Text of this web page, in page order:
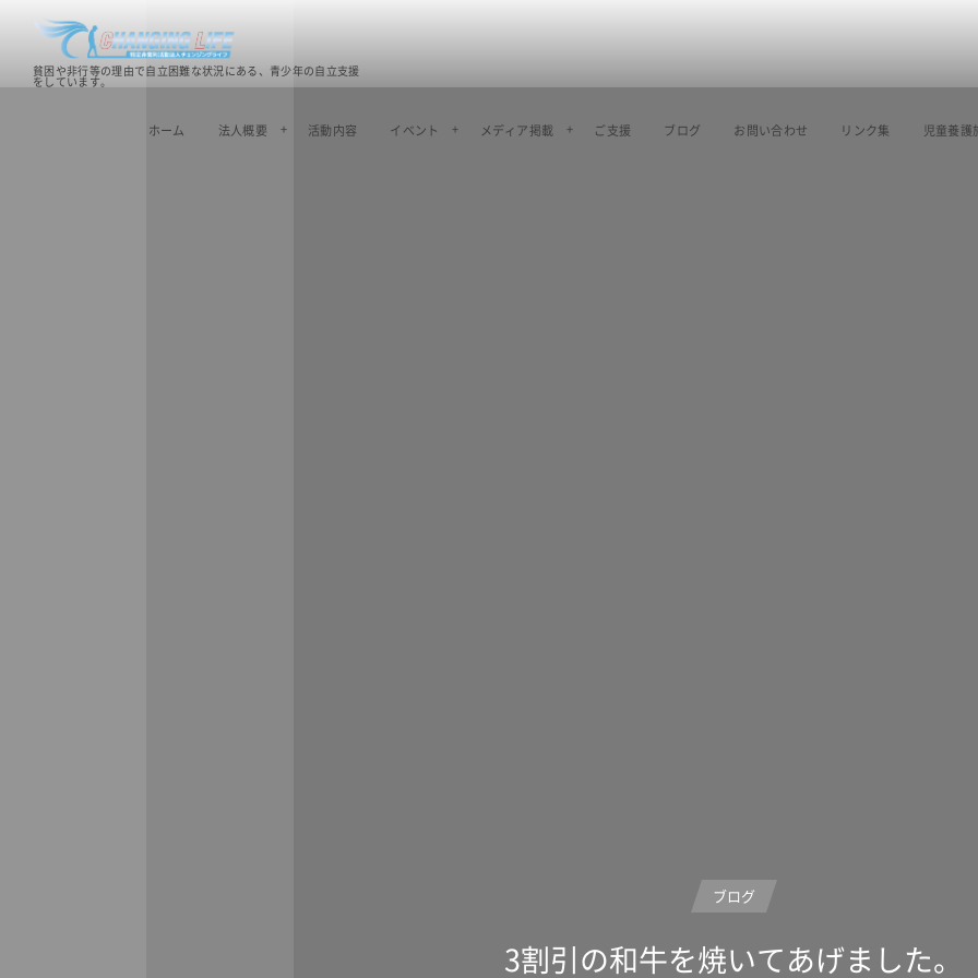
貧困や非行等の理由で自立困難な状況にある、青少年の自立支援
をしています。
ホーム 法人概要 活動内容 イベント メディア掲載 ご支援 ブログ お問い合わせ リンク集 児童養護
ブログ
3割引の和牛を焼いてあげました。